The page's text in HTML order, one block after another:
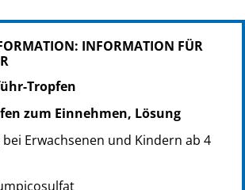
INFORMATION FÜR
Tropfen
zum Einnehmen, Lösung
Erwachsenen und Kindern ab 4